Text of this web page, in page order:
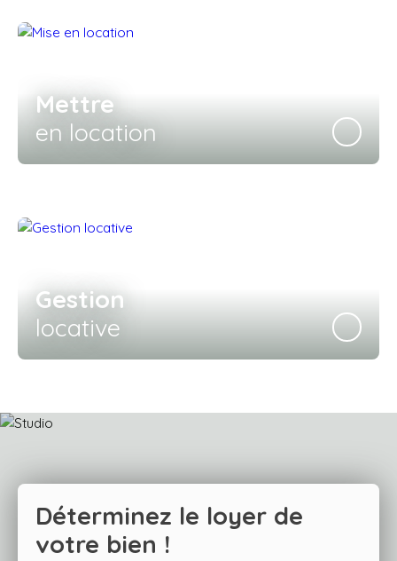
Mettre
en location
Gestion
locative
Déterminez le loyer de
votre bien !